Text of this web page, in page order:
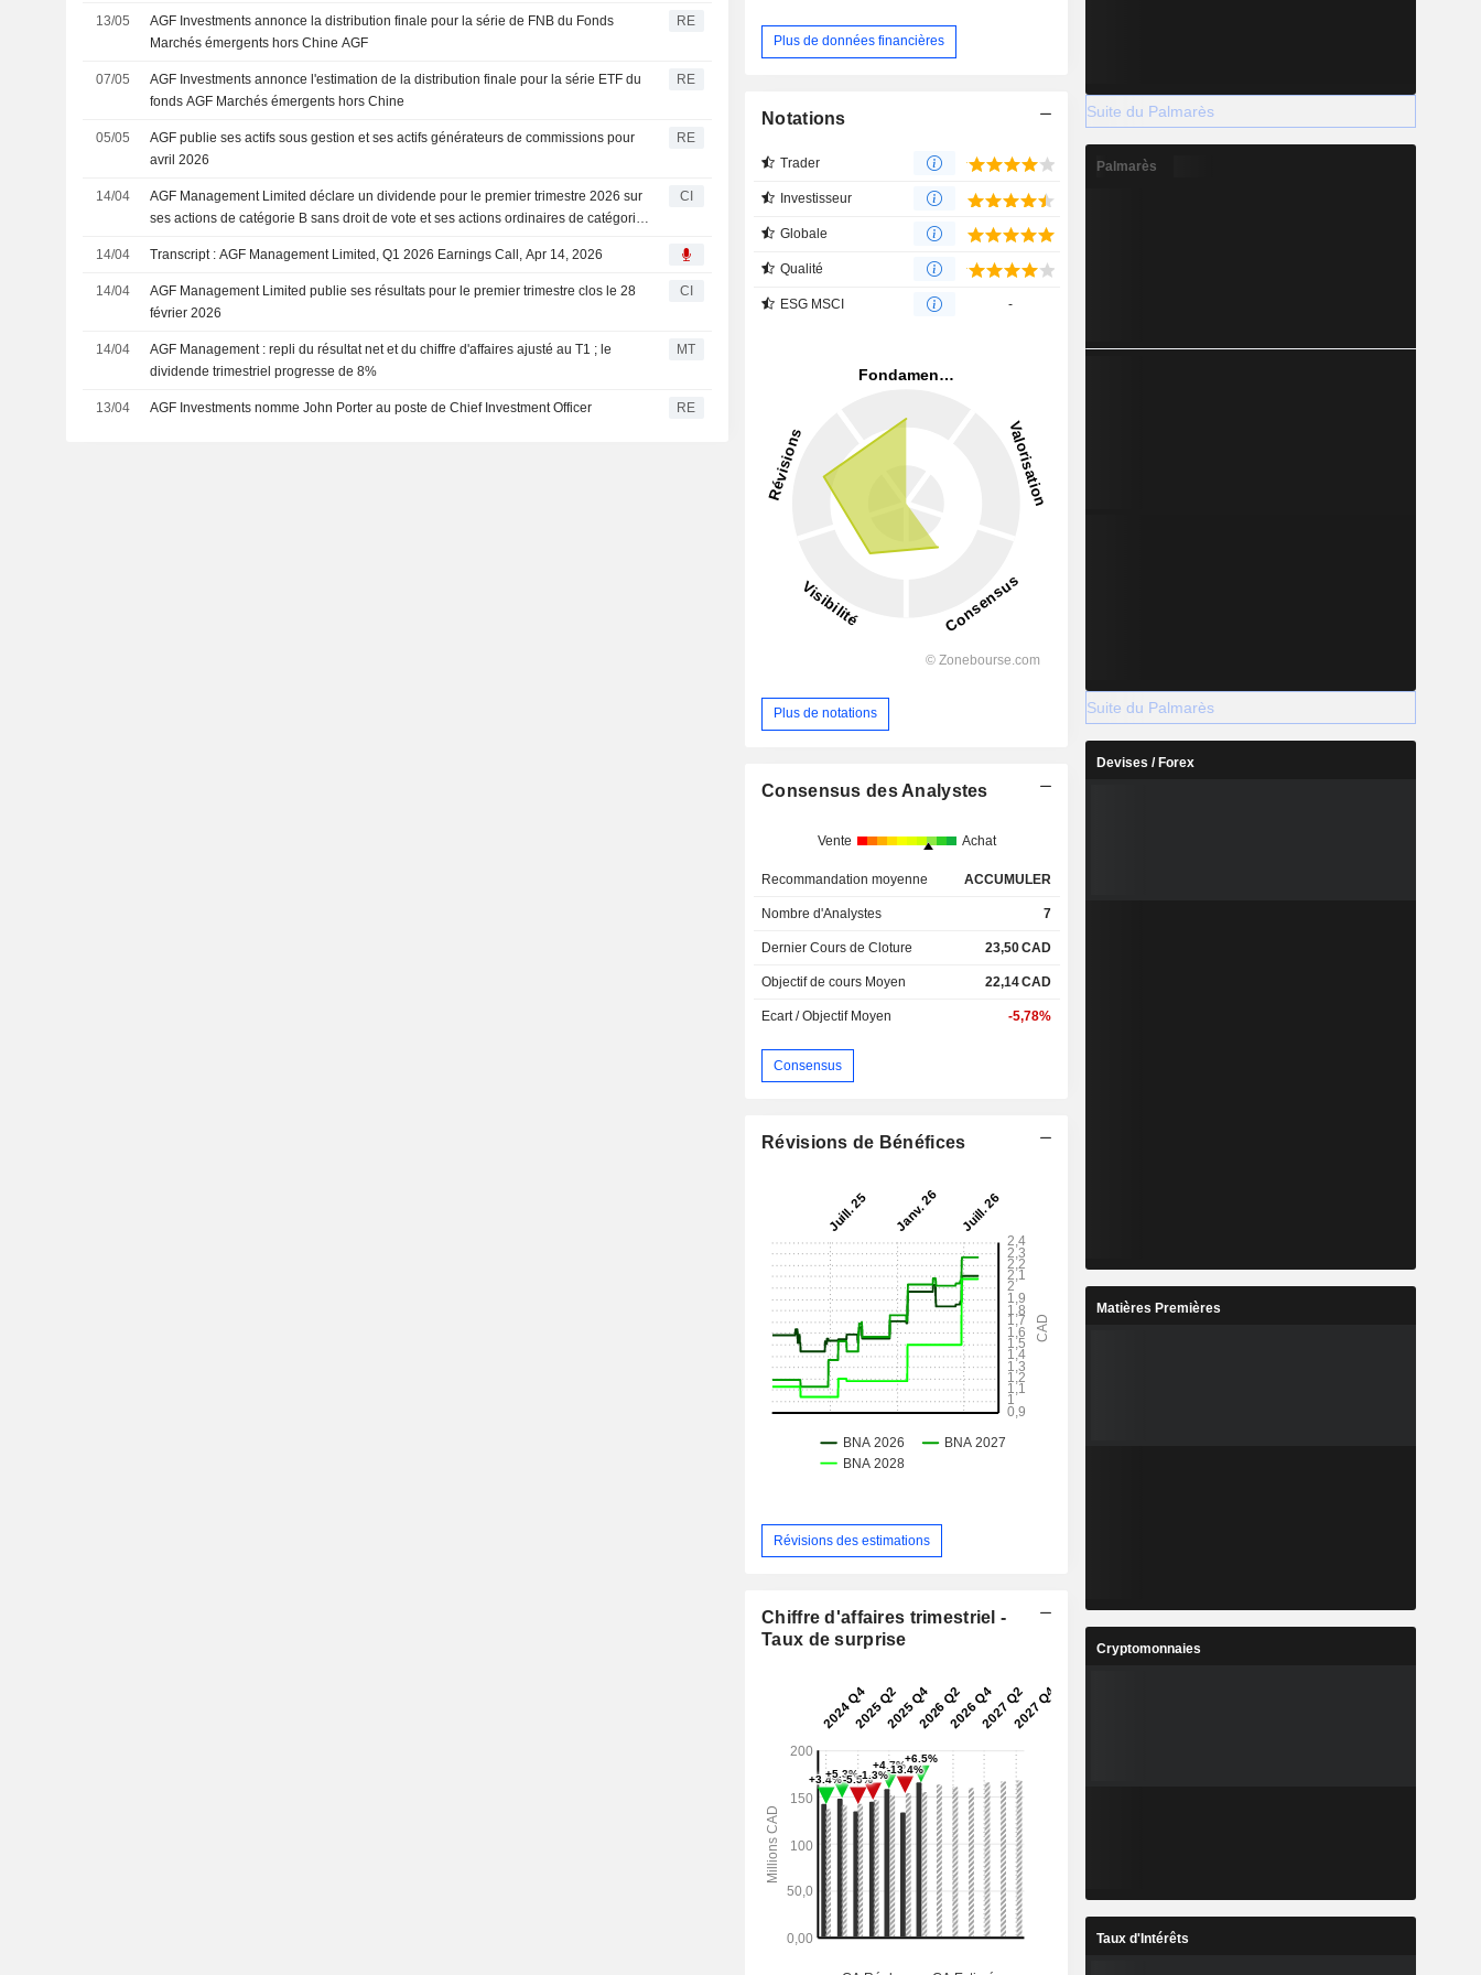
13/05
AGF Investments annonce la distribution finale pour la série de FNB du Fonds
Marchés émergents hors Chine AGF
RE
07/05
AGF Investments annonce l'estimation de la distribution finale pour la série ETF du
fonds AGF Marchés émergents hors Chine
RE
05/05
AGF publie ses actifs sous gestion et ses actifs générateurs de commissions pour
avril 2026
RE
14/04
AGF Management Limited déclare un dividende pour le premier trimestre 2026 sur
ses actions de catégorie B sans droit de vote et ses actions ordinaires de catégorie
CI
14/04 Transcript : AGF Management Limited, Q1 2026 Earnings Call, Apr 14, 2026
14/04
AGF Management Limited publie ses résultats pour le premier trimestre clos le 28
février 2026
CI
14/04
AGF Management : repli du résultat net et du chiffre d'affaires ajusté au T1 ; le
dividende trimestriel progresse de 8%
MT
13/04 AGF Investments nomme John Porter au poste de Chief Investment Officer RE
Plus de données financières
Notations
Trader
Investisseur
Globale
Qualité
ESG MSCI -
Plus de notations
Consensus des Analystes
Vente Achat
Recommandation moyenne ACCUMULER
Nombre d'Analystes 7
Dernier Cours de Cloture 23,50CAD
Objectif de cours Moyen 22,14CAD
Ecart / Objectif Moyen -5,78%
Consensus
Révisions de Bénéfices
Révisions des estimations
Chiffre d'affaires trimestriel -
Taux de surprise
Suite du Palmarès
Palmarès
Suite du Palmarès
Devises / Forex
Matières Premières
Cryptomonnaies
Taux d'Intérêts